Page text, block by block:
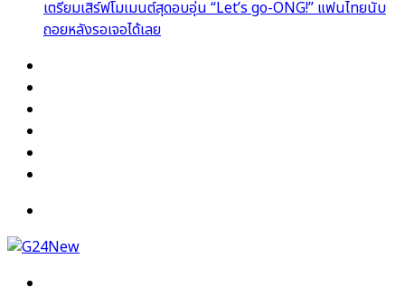
เตรียมเสิร์ฟโมเมนต์สุดอบอุ่น “Let’s go-ONG!” แฟนไทยนับ
ถอยหลังรอเจอได้เลย